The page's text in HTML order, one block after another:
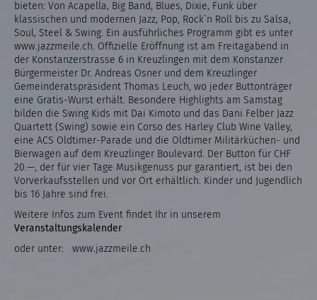
bieten: Von Acapella, Big Band, Blues, Dixie, Funk über
klassischen und modernen Jazz, Pop, Rock`n Roll bis zu Salsa,
Soul, Steel & Swing. Ein ausführliches Programm gibt es unter
www.jazzmeile.ch. Offizielle Eröffnung ist am Freitagabend in
der Konstanzerstrasse 6 in Kreuzlingen mit dem Konstanzer
Bürgermeister Dr. Andreas Osner und dem Kreuzlinger
Gemeinderatspräsident Thomas Leuch, wo jeder Buttonträger
eine Gratis-Wurst erhält. Besondere Highlights am Samstag
bilden die Swing Kids mit Dai Kimoto und das Dani Felber Jazz
Quartett (Swing) sowie ein Corso des Harley Club Wine Valley,
eine ACS Oldtimer-Parade und die Oldtimer Militärküchen- und
Bierwagen auf dem Kreuzlinger Boulevard. Der Button für CHF
20.—, der für vier Tage Musikgenuss pur garantiert, ist bei den
Vorverkaufsstellen und vor Ort erhältlich. Kinder und Jugendlich
bis 16 Jahre sind frei.
Weitere Infos zum Event findet Ihr in unserem
Veranstaltungskalender
oder unter: www.jazzmeile.ch